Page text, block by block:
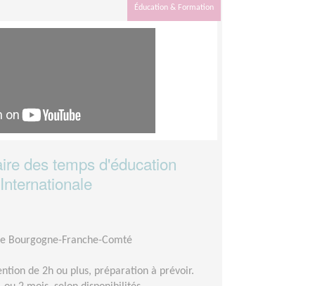
Éducation & Formation
des temps d'éducation
Bourgogne-Franche-Comté
de 2h ou plus, préparation à prévoir.